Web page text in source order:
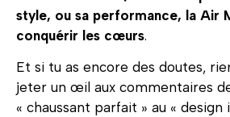
style, ou sa performance, la Air
conquérir les cœurs.
Et si tu as encore des doutes,
jeter un œil aux commentaires
« chaussant parfait » au « design